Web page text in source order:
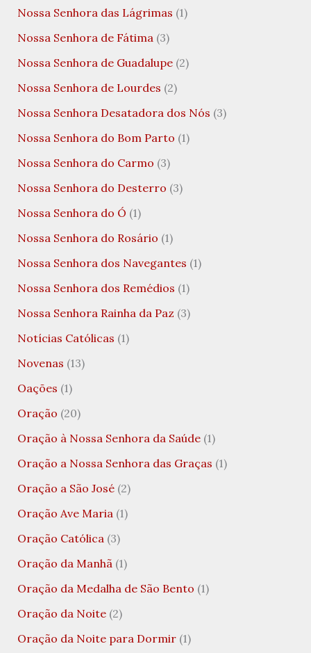
Nossa Senhora das Lágrimas (1)
Nossa Senhora de Fátima(3)
Nossa Senhora de Guadalupe(2)
Nossa Senhora de Lourdes (2)
Nossa Senhora Desatadora dos Nós (3)
Nossa Senhora do Bom Parto (1)
Nossa Senhora do Carmo (3)
Nossa Senhora do Desterro (3)
Nossa Senhora do Ó (1)
Nossa Senhora do Rosário (1)
Nossa Senhora dos Navegantes (1)
Nossa Senhora dos Remédios (1)
Nossa Senhora Rainha da Paz (3)
Notícias Católicas (1)
Novenas (13)
Oações (1)
Oração (20)
Oração à Nossa Senhora da Saúde(1)
Oração a Nossa Senhora das Graças (1)
Oração a São José(2)
Oração Ave Maria(1)
Oração Católica(3)
Oração da Manhã(1)
Oração da Medalha de São Bento (1)
Oração da Noite(2)
Oração da Noite para Dormir(1)